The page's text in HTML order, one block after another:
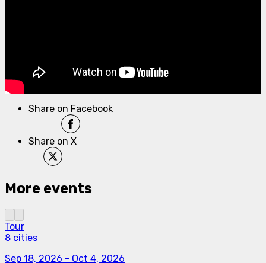
Share on Facebook
Share on X
More events
Tour
8 cities
Sep 18, 2026 - Oct 4, 2026